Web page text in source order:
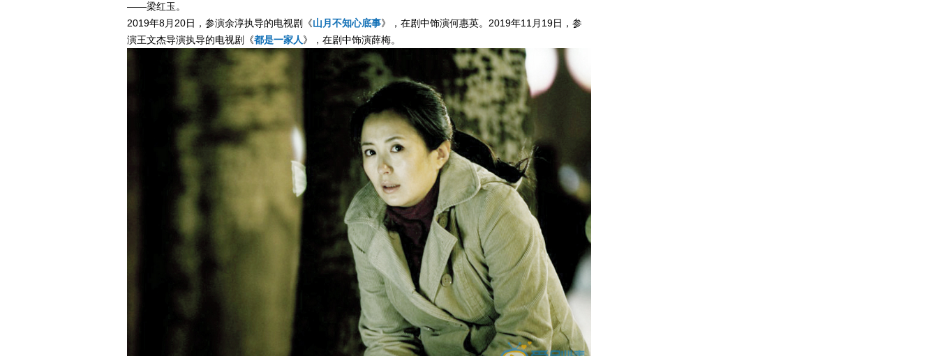
——梁红玉。
2019年8月20日，参演余淳执导的电视剧《山月不知心底事》，在剧中饰演何惠英。2019年11月19日，参
演王文杰导演执导的电视剧《都是一家人》，在剧中饰演薛梅。